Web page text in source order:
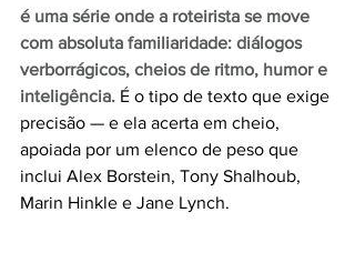
é uma série onde a roteirista se move
com absoluta familiaridade: diálogos
verborrágicos, cheios de ritmo, humor e
inteligência. É o tipo de texto que exige
precisão — e ela acerta em cheio,
apoiada por um elenco de peso que
inclui Alex Borstein, Tony Shalhoub,
Marin Hinkle e Jane Lynch.